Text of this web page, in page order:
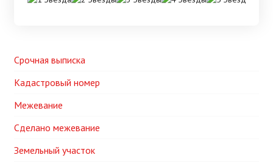
Срочная выписка
Кадастровый номер
Межевание
Сделано межевание
Земельный участок